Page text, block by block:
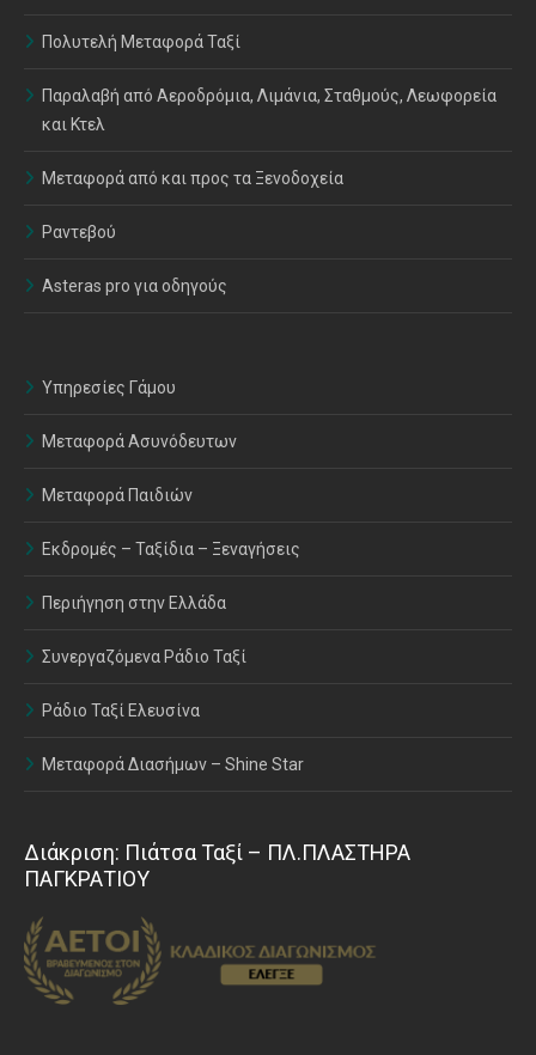
Πολυτελή Μεταφορά Ταξί
Παραλαβή από Αεροδρόμια, Λιμάνια, Σταθμούς, Λεωφορεία
και Κτελ
Μεταφορά από και προς τα Ξενοδοχεία
Ραντεβού
Asteras pro για οδηγούς
Υπηρεσίες Γάμου
Μεταφορά Ασυνόδευτων
Μεταφορά Παιδιών
Εκδρομές – Ταξίδια – Ξεναγήσεις
Περιήγηση στην Ελλάδα
Συνεργαζόμενα Ράδιο Ταξί
Ράδιο Ταξί Ελευσίνα
Μεταφορά Διασήμων – Shine Star
Διάκριση: Πιάτσα Ταξί – ΠΛ.ΠΛΑΣΤΗΡΑ
ΠΑΓΚΡΑΤΙΟΥ